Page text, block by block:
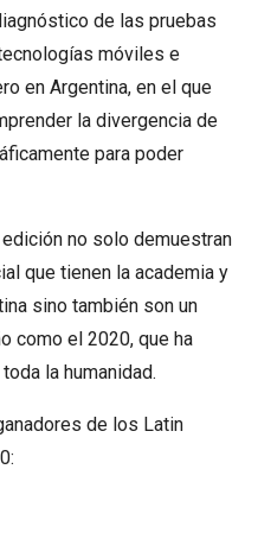
de las pruebas
móviles e
en Argentina, en el que
la divergencia de
para poder
no solo demuestran
que tienen la academia y
sino también son un
como el 2020, que ha
la humanidad.
de los Latin